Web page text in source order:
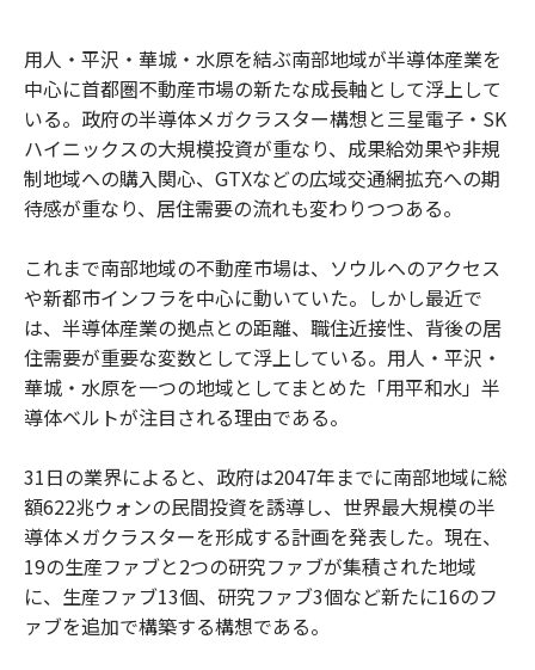
用人・平沢・華城・水原を結ぶ南部地域が半導体産業を
中心に首都圏不動産市場の新たな成長軸として浮上して
いる。政府の半導体メガクラスター構想と三星電子・SK
ハイニックスの大規模投資が重なり、成果給効果や非規
制地域への購入関心、GTXなどの広域交通網拡充への期
待感が重なり、居住需要の流れも変わりつつある。
これまで南部地域の不動産市場は、ソウルへのアクセス
や新都市インフラを中心に動いていた。しかし最近で
は、半導体産業の拠点との距離、職住近接性、背後の居
住需要が重要な変数として浮上している。用人・平沢・
華城・水原を一つの地域としてまとめた「用平和水」半
導体ベルトが注目される理由である。
31日の業界によると、政府は2047年までに南部地域に総
額622兆ウォンの民間投資を誘導し、世界最大規模の半
導体メガクラスターを形成する計画を発表した。現在、
19の生産ファブと2つの研究ファブが集積された地域
に、生産ファブ13個、研究ファブ3個など新たに16のフ
ァブを追加で構築する構想である。